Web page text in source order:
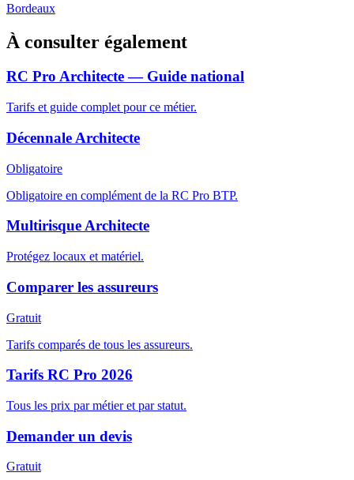
Bordeaux
À consulter également
RC Pro Architecte — Guide national
Tarifs et guide complet pour ce métier.
Décennale Architecte
Obligatoire
Obligatoire en complément de la RC Pro BTP.
Multirisque Architecte
Protégez locaux et matériel.
Comparer les assureurs
Gratuit
Tarifs comparés de tous les assureurs.
Tarifs RC Pro 2026
Tous les prix par métier et par statut.
Demander un devis
Gratuit